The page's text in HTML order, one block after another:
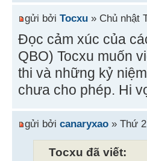
gửi bởi Tocxu » Chủ nhật
Đọc cảm xúc của
QBO) Tocxu muốn
thi và những kỷ
chưa cho phép. Hi
gửi bởi canaryxao » Thứ
Tocxu đã viết: